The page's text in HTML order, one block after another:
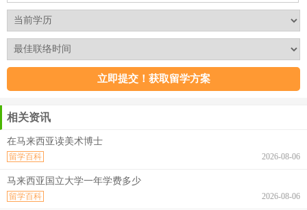
相关资讯
在马来西亚读美术博士
2026-08-06
留学百科
马来西亚国立大学一年学费多少
2026-08-06
留学百科